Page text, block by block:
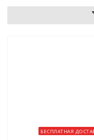
БЕСПЛАТНАЯ